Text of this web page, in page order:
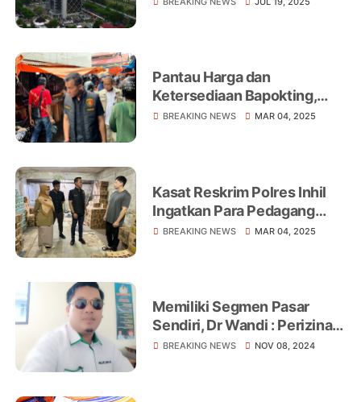
Pantau Harga dan
Ketersediaan Bapokting,
Polres Inhil Bersama Tim
BREAKING NEWS MAR 04, 2025
Kasat Reskrim Polres Inhil
Ingatkan Para Pedagang
Bahan Pokok Penting Tidak
BREAKING NEWS MAR 04, 2025
Memiliki Segmen Pasar
Sendiri, Dr Wandi : Perizinan
Retail Modern Merupakan
BREAKING NEWS NOV 08, 2024